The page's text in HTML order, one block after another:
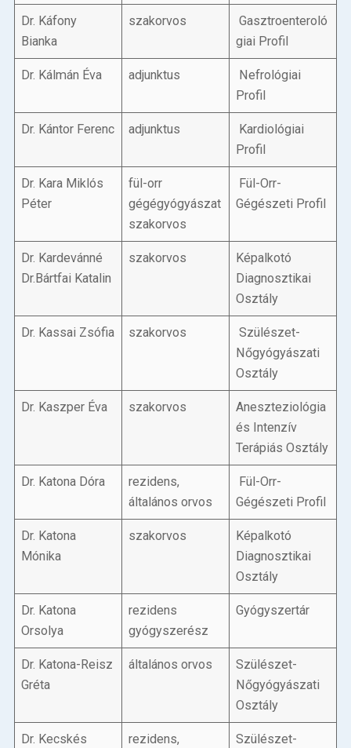
Dr. Káfony
Bianka
szakorvos
Gasztroenteroló
giai Profil
Dr. Kálmán Éva adjunktus
Nefrológiai
Profil
Dr. Kántor Ferenc adjunktus
Kardiológiai
Profil
Dr. Kara Miklós
Péter
fül-orr
gégégyógyászat
szakorvos
Fül-Orr-
Gégészeti Profil
Dr. Kardevánné
Dr.Bártfai Katalin
szakorvos
Képalkotó
Diagnosztikai
Osztály
Dr. Kassai Zsófia szakorvos
Szülészet-
Nőgyógyászati
Osztály
Dr. Kaszper Éva szakorvos
Aneszteziológia
és Intenzív
Terápiás Osztály
Dr. Katona Dóra
rezidens,
általános orvos
Fül-Orr-
Gégészeti Profil
Dr. Katona
Mónika
szakorvos
Képalkotó
Diagnosztikai
Osztály
Dr. Katona
Orsolya
rezidens
gyógyszerész
Gyógyszertár
Dr. Katona-Reisz
Gréta
általános orvos
Szülészet-
Nőgyógyászati
Osztály
Dr. Kecskés
rezidens,
Szülészet-